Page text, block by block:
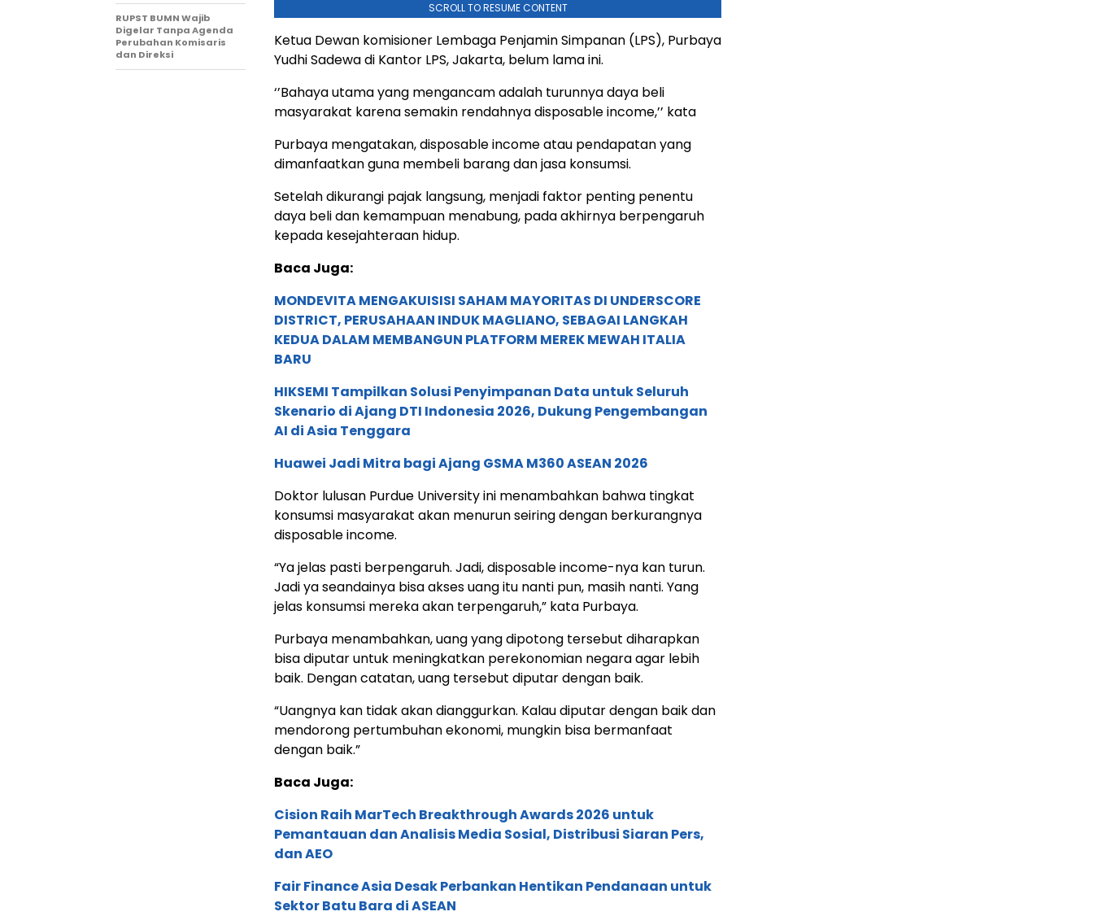
SCROLL TO RESUME CONTENT
Ketua Dewan komisioner Lembaga Penjamin Simpanan (LPS), Purbaya
Yudhi Sadewa di Kantor LPS, Jakarta, belum lama ini.
‘’Bahaya utama yang mengancam adalah turunnya daya beli
masyarakat karena semakin rendahnya disposable income,’’ kata
Purbaya mengatakan, disposable income atau pendapatan yang
dimanfaatkan guna membeli barang dan jasa konsumsi.
Setelah dikurangi pajak langsung, menjadi faktor penting penentu
daya beli dan kemampuan menabung, pada akhirnya berpengaruh
kepada kesejahteraan hidup.
Baca Juga:
MONDEVITA MENGAKUISISI SAHAM MAYORITAS DI UNDERSCORE
DISTRICT, PERUSAHAAN INDUK MAGLIANO, SEBAGAI LANGKAH
KEDUA DALAM MEMBANGUN PLATFORM MEREK MEWAH ITALIA
BARU
HIKSEMI Tampilkan Solusi Penyimpanan Data untuk Seluruh
Skenario di Ajang DTI Indonesia 2026, Dukung Pengembangan
AI di Asia Tenggara
Huawei Jadi Mitra bagi Ajang GSMA M360 ASEAN 2026
Doktor lulusan Purdue University ini menambahkan bahwa tingkat
konsumsi masyarakat akan menurun seiring dengan berkurangnya
disposable income.
“Ya jelas pasti berpengaruh. Jadi, disposable income-nya kan turun.
Jadi ya seandainya bisa akses uang itu nanti pun, masih nanti. Yang
jelas konsumsi mereka akan terpengaruh,” kata Purbaya.
Purbaya menambahkan, uang yang dipotong tersebut diharapkan
bisa diputar untuk meningkatkan perekonomian negara agar lebih
baik. Dengan catatan, uang tersebut diputar dengan baik.
“Uangnya kan tidak akan dianggurkan. Kalau diputar dengan baik dan
mendorong pertumbuhan ekonomi, mungkin bisa bermanfaat
dengan baik.”
Baca Juga:
Cision Raih MarTech Breakthrough Awards 2026 untuk
Pemantauan dan Analisis Media Sosial, Distribusi Siaran Pers,
dan AEO
Fair Finance Asia Desak Perbankan Hentikan Pendanaan untuk
Sektor Batu Bara di ASEAN
RUPST BUMN Wajib
Digelar Tanpa Agenda
Perubahan Komisaris
dan Direksi